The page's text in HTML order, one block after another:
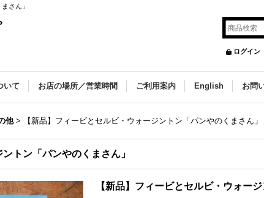
さん」
ログイン
いて お店の場所／営業時間 ご利用案内 English お問
他 > 【新品】フィービとセルビ・ウォージントン「パンやのくまさん」
トン「パンやのくまさん」
【新品】フィービとセルビ・ウォー